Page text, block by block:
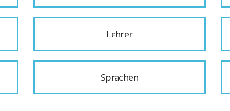
Lehrer
Sprachen